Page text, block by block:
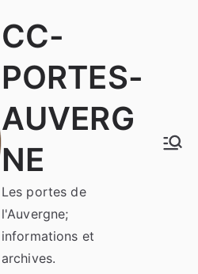
CC-
PORTES-
AUVERG
NE
Les portes de
l'Auvergne;
informations et
archives.